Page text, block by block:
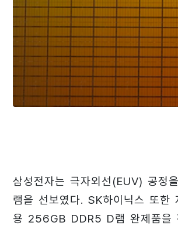
삼성전자는 극자외선(EUV) 공
램을 선보였다. SK하이닉스 또
용 256GB DDR5 D램 완제품을